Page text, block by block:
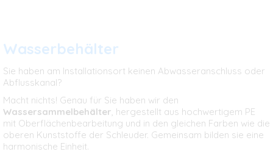
Wasserbehälter
Sie haben am Installationsort keinen Abwasseranschluss oder
Abflusskanal?
Macht nichts! Genau für Sie haben wir den
Wassersammelbehälter , hergestellt aus hochwertigem PE
mit Oberflächenbearbeitung und in den gleichen Farben wie die
oberen Kunststoffe der Schleuder. Gemeinsam bilden sie eine
harmonische Einheit.